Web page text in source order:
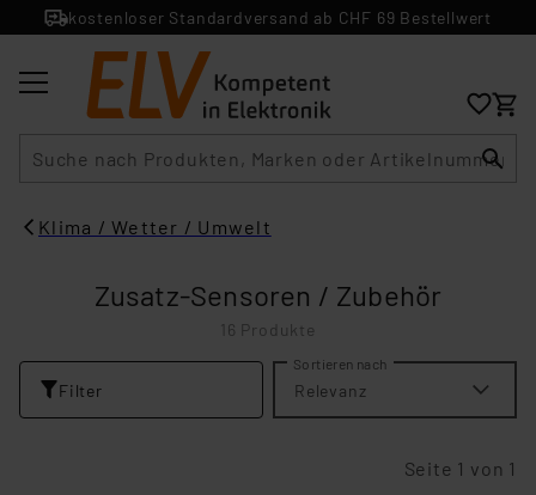
kostenloser Standardversand ab CHF 69 Bestellwert
Klima / Wetter / Umwelt
Zusatz-Sensoren / Zubehör
16 Produkte
Filter
Sortieren nach
Relevanz
Seite 1 von 1